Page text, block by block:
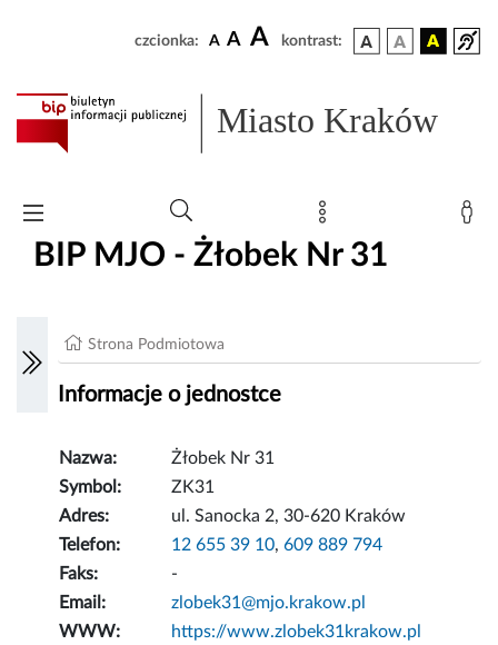
czcionka: A A A kontrast:
Miasto Kraków
BIP MJO - Żłobek Nr 31
Strona Podmiotowa
Informacje o jednostce
Nazwa:
Żłobek Nr 31
Symbol:
ZK31
Adres:
ul. Sanocka 2, 30-620 Kraków
Telefon:
12 655 39 10,609 889 794
Faks:
-
Email:
zlobek31@mjo.krakow.pl
WWW:
https://www.zlobek31krakow.pl